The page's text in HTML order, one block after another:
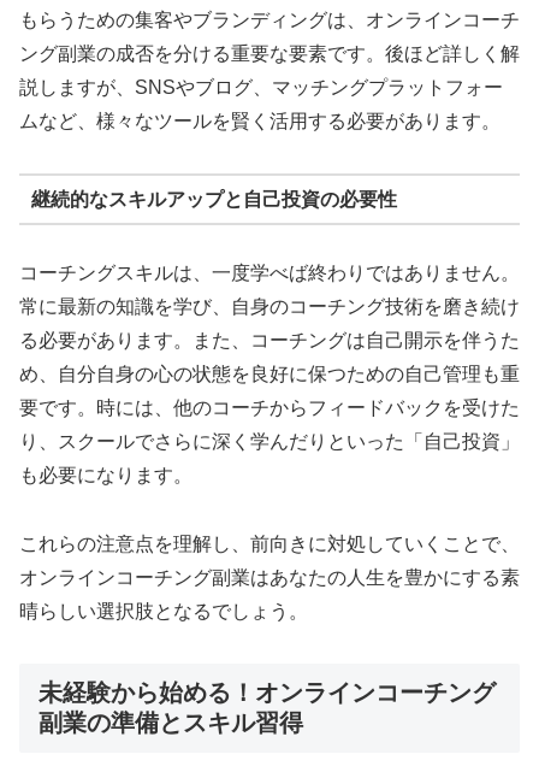
もらうための集客やブランディングは、オンラインコーチ
ング副業の成否を分ける重要な要素です。後ほど詳しく解
説しますが、SNSやブログ、マッチングプラットフォー
ムなど、様々なツールを賢く活用する必要があります。
継続的なスキルアップと自己投資の必要性
コーチングスキルは、一度学べば終わりではありません。
常に最新の知識を学び、自身のコーチング技術を磨き続け
る必要があります。また、コーチングは自己開示を伴うた
め、自分自身の心の状態を良好に保つための自己管理も重
要です。時には、他のコーチからフィードバックを受けた
り、スクールでさらに深く学んだりといった「自己投資」
も必要になります。
これらの注意点を理解し、前向きに対処していくことで、
オンラインコーチング副業はあなたの人生を豊かにする素
晴らしい選択肢となるでしょう。
未経験から始める！オンラインコーチング
副業の準備とスキル習得